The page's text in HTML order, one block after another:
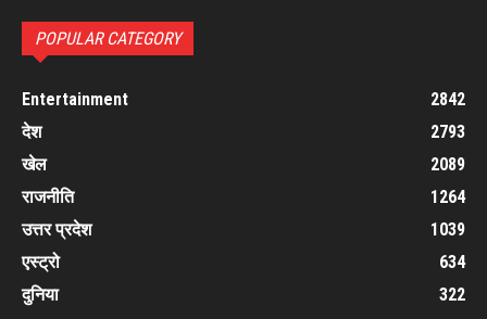
POPULAR CATEGORY
Entertainment
2842
देश
2793
खेल
2089
राजनीति
1264
उत्तर प्रदेश
1039
एस्ट्रो
634
दुनिया
322